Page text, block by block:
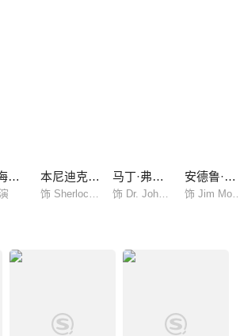
格兰场和白厅又能带给我们怎样的冒险？
托比·海恩斯 本尼迪克特·康伯巴奇
饰 Sherlock Holmes
马丁·弗瑞曼
饰 Dr. John Watson
安德鲁·斯科特
饰 Jim